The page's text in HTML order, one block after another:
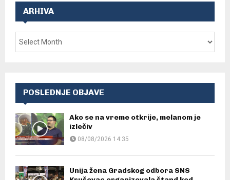
ARHIVA
POSLEDNJE OBJAVE
Ako se na vreme otkrije, melanom je
izlečiv
08/08/2026 14:35
Unija žena Gradskog odbora SNS